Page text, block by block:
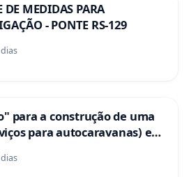
DE MEDIDAS PARA
- PONTE RS-129
para a construção de uma
para autocaravanas) em